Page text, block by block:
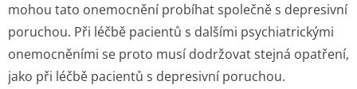
mohou tato onemocnění probíhat společně s depresivní
poruchou. Při léčbě pacientů s dalšími psychiatrickými
onemocněními se proto musí dodržovat stejná opatření,
jako při léčbě pacientů s depresivní poruchou.